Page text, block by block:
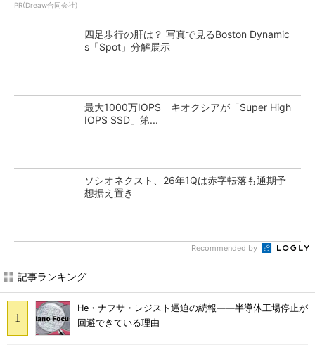
PR(Dreaw合同会社)
四足歩行の肝は？ 写真で見るBoston Dynamic
s「Spot」分解展示
最大1000万IOPS キオクシアが「Super High
IOPS SSD」第...
ソシオネクスト、26年1Qは赤字転落も通期予
想据え置き
Recommended by
記事ランキング
He・ナフサ・レジスト逼迫の続報――半導体工場停止が
回避できている理由